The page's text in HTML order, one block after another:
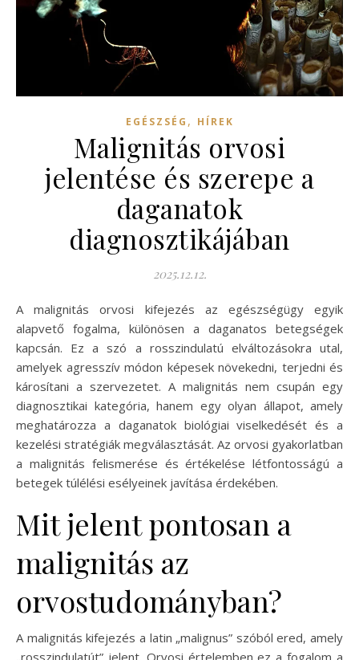
EGÉSZSÉG , HÍREK
Malignitás orvosi
jelentése és szerepe a
daganatok
diagnosztikájában
2025.12.12.
A malignitás orvosi kifejezés az egészségügy egyik
alapvető fogalma, különösen a daganatos betegségek
kapcsán. Ez a szó a rosszindulatú elváltozásokra utal,
amelyek agresszív módon képesek növekedni, terjedni és
károsítani a szervezetet. A malignitás nem csupán egy
diagnosztikai kategória, hanem egy olyan állapot, amely
meghatározza a daganatok biológiai viselkedését és a
kezelési stratégiák megválasztását. Az orvosi gyakorlatban
a malignitás felismerése és értékelése létfontosságú a
betegek túlélési esélyeinek javítása érdekében.
Mit jelent pontosan a
malignitás az
orvostudományban?
A malignitás kifejezés a latin „malignus” szóból ered, amely
„rosszindulatút” jelent. Orvosi értelemben ez a fogalom a